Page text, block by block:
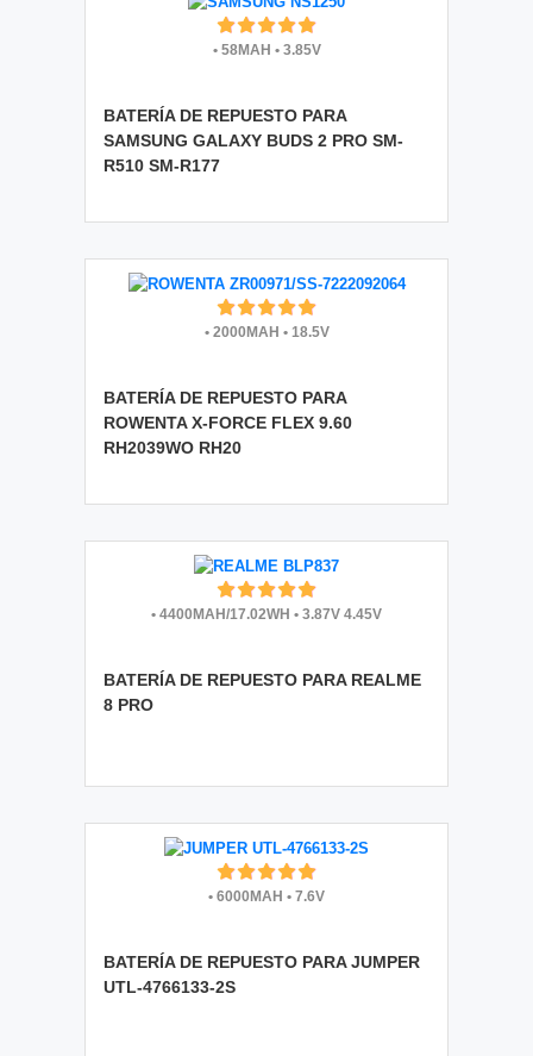
•58MAH •3.85V
BATERÍA DE REPUESTO PARA
SAMSUNG GALAXY BUDS 2 PRO SM-
R510 SM-R177
•2000MAH •18.5V
BATERÍA DE REPUESTO PARA
ROWENTA X-FORCE FLEX 9.60
RH2039WO RH20
• 4400MAH/17.02WH • 3.87V 4.45V
BATERÍA DE REPUESTO PARA REALME
8 PRO
• 6000MAH • 7.6V
BATERÍA DE REPUESTO PARA JUMPER
UTL-4766133-2S